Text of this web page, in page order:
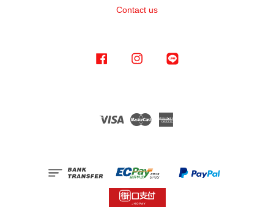
Contact us
Facebook Instagram
Visa Master